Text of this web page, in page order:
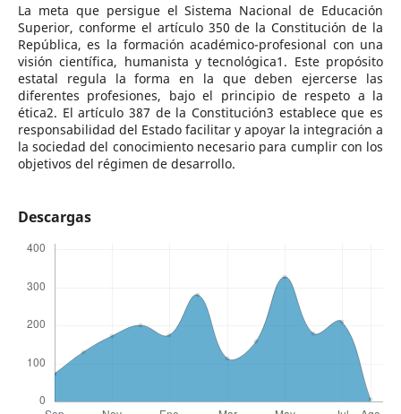
La meta que persigue el Sistema Nacional de Educación
Superior, conforme el artículo 350 de la Constitución de la
República, es la formación académico-profesional con una
visión científica, humanista y tecnológica1. Este propósito
estatal regula la forma en la que deben ejercerse las
diferentes profesiones, bajo el principio de respeto a la
ética2. El artículo 387 de la Constitución3 establece que es
responsabilidad del Estado facilitar y apoyar la integración a
la sociedad del conocimiento necesario para cumplir con los
objetivos del régimen de desarrollo.
Descargas